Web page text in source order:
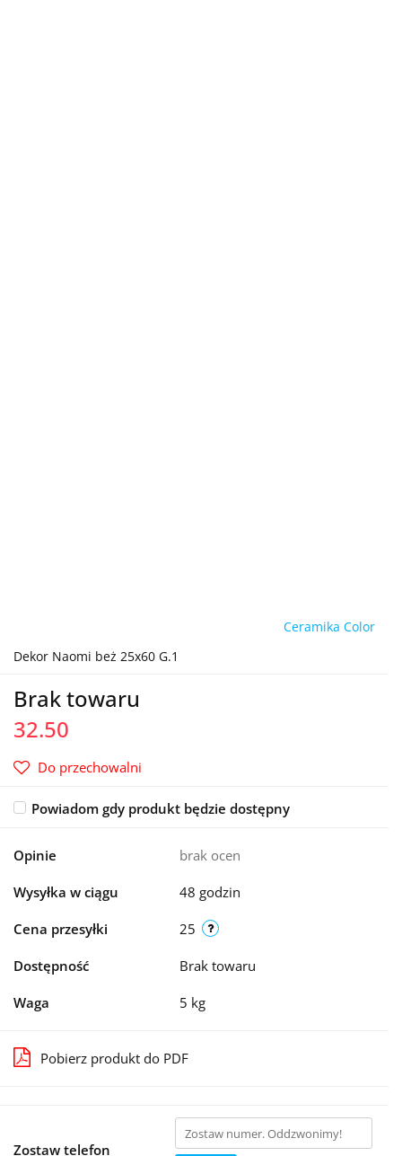
Ceramika Color
Dekor Naomi beż 25x60 G.1
Brak towaru
32.50
Do przechowalni
Powiadom gdy produkt będzie dostępny
Opinie brak ocen
Wysyłka w ciągu 48 godzin
Cena przesyłki 25
Dostępność Brak towaru
Waga 5 kg
Pobierz produkt do PDF
Zostaw telefon